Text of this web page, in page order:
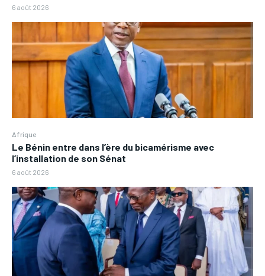
6 août 2026
Afrique
Le Bénin entre dans l’ère du bicamérisme avec
l’installation de son Sénat
6 août 2026